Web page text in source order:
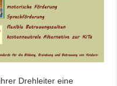
Drehleiter eine